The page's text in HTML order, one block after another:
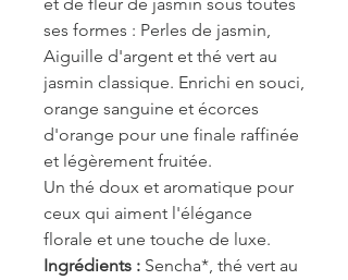
ses formes : Perles de jasmin,
Aiguille d'argent et thé vert au
jasmin classique. Enrichi en souci,
orange sanguine et écorces
d'orange pour une finale raffinée
et légèrement fruitée.
Un thé doux et aromatique pour
ceux qui aiment l'élégance
florale et une touche de luxe.
Ingrédients : Sencha*, thé vert au